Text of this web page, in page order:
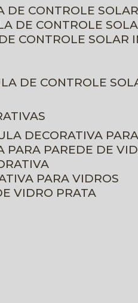
DE CONTROLE
DE CONTROLE
DE CONTROLE SOLAR
DE CONTROLE
DECORATIVA
PARA PAREDE DE
PARA VIDROS
VIDRO PRATA